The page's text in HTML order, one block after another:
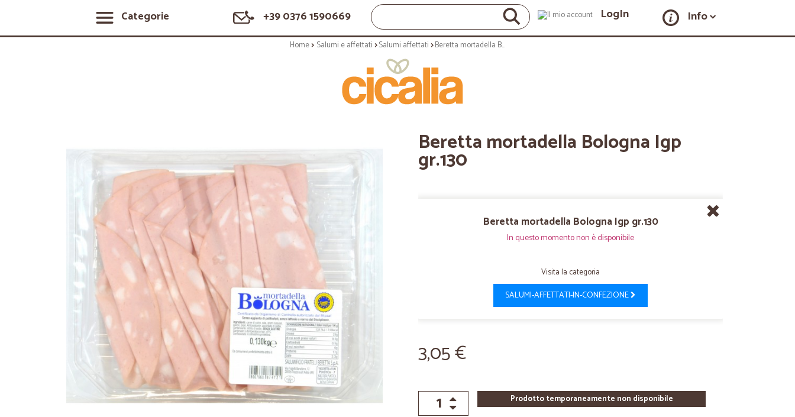
Categorie +39 0376 1590669 LogIn Info
Home Salumi e affettati Salumi affettati Beretta mortadella Bologna Igp gr.130
Beretta mortadella Bologna Igp
gr.130
Beretta mortadella Bologna Igp gr.130
In questo momento non è disponibile
Visita la categoria
SALUMI-AFFETTATI-IN-CONFEZIONE
3,05 €
Prodotto temporaneamente non disponibile